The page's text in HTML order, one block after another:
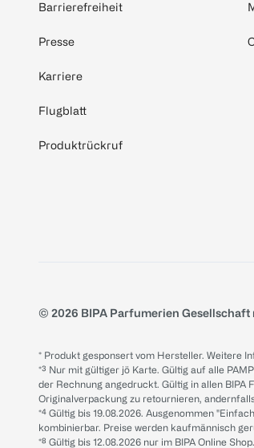
Barrierefreiheit
Presse
Karriere
Flugblatt
Produktrückruf
© 2026 BIPA Parfumerien Gesellschaft
* Produkt gesponsert vom Hersteller. Weitere
*³ Nur mit gültiger jö Karte. Gültig auf alle
der Rechnung angedruckt. Gültig in allen BIPA
Originalverpackung zu retournieren,
*⁴ Gültig bis 19.08.2026. Ausgenommen
kombinierbar. Preise werden kaufmännisch
*⁸ Gültig bis 12.08.2026 nur im BIPA Online